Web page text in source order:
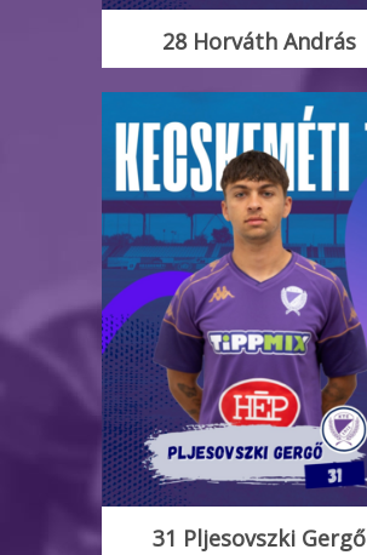
28 Horváth András
31 Pljesovszki Gergő